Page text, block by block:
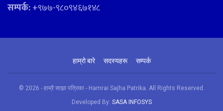
सम्पर्क:+९७७-९८०९४६७१४८
हाम्रो बारे सदस्यहरू सम्पर्क
© 2026 - हाम्रै साझा पत्रिका - Hamrai Sajha Patrika. All Rights Reserved.
Developed By: SASA INFOSYS